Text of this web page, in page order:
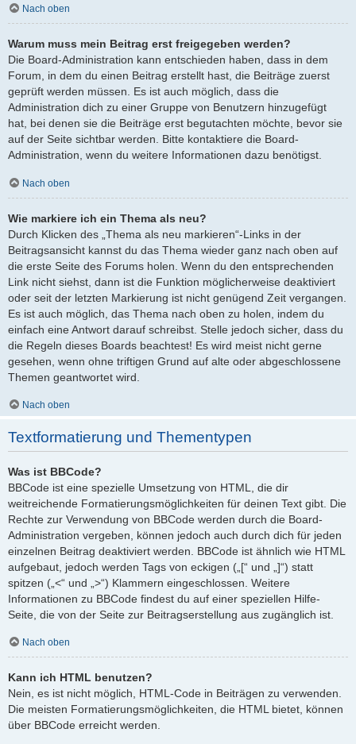
Nach oben
Warum muss mein Beitrag erst freigegeben werden?
Die Board-Administration kann entschieden haben, dass in dem
Forum, in dem du einen Beitrag erstellt hast, die Beiträge zuerst
geprüft werden müssen. Es ist auch möglich, dass die
Administration dich zu einer Gruppe von Benutzern hinzugefügt
hat, bei denen sie die Beiträge erst begutachten möchte, bevor sie
auf der Seite sichtbar werden. Bitte kontaktiere die Board-
Administration, wenn du weitere Informationen dazu benötigst.
Nach oben
Wie markiere ich ein Thema als neu?
Durch Klicken des „Thema als neu markieren“-Links in der
Beitragsansicht kannst du das Thema wieder ganz nach oben auf
die erste Seite des Forums holen. Wenn du den entsprechenden
Link nicht siehst, dann ist die Funktion möglicherweise deaktiviert
oder seit der letzten Markierung ist nicht genügend Zeit vergangen.
Es ist auch möglich, das Thema nach oben zu holen, indem du
einfach eine Antwort darauf schreibst. Stelle jedoch sicher, dass du
die Regeln dieses Boards beachtest! Es wird meist nicht gerne
gesehen, wenn ohne triftigen Grund auf alte oder abgeschlossene
Themen geantwortet wird.
Nach oben
Textformatierung und Thementypen
Was ist BBCode?
BBCode ist eine spezielle Umsetzung von HTML, die dir
weitreichende Formatierungsmöglichkeiten für deinen Text gibt. Die
Rechte zur Verwendung von BBCode werden durch die Board-
Administration vergeben, können jedoch auch durch dich für jeden
einzelnen Beitrag deaktiviert werden. BBCode ist ähnlich wie HTML
aufgebaut, jedoch werden Tags von eckigen („[“ und „]“) statt
spitzen („<“ und „>“) Klammern eingeschlossen. Weitere
Informationen zu BBCode findest du auf einer speziellen Hilfe-
Seite, die von der Seite zur Beitragserstellung aus zugänglich ist.
Nach oben
Kann ich HTML benutzen?
Nein, es ist nicht möglich, HTML-Code in Beiträgen zu verwenden.
Die meisten Formatierungsmöglichkeiten, die HTML bietet, können
über BBCode erreicht werden.